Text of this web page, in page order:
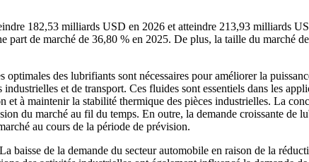
182,53 milliards USD en 2026 et atteindre 213,93 milliards
de marché de 36,80 % en 2025. De plus, la taille du marché
des lubrifiants sont nécessaires pour améliorer la
et de transport. Ces fluides sont essentiels dans les
à maintenir la stabilité thermique des pièces industrielles. La
du marché au fil du temps. En outre, la demande croissante de
au cours de la période de prévision.
de la demande du secteur automobile en raison de la